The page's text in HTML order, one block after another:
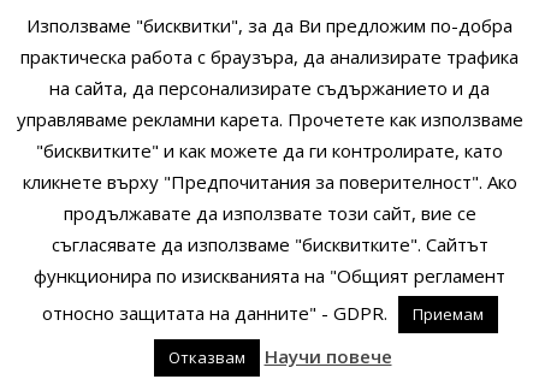
ПОЛИТИКА НА БИСКВИТКИТЕПОЛИТИКА ЗА ПОВЕРИТЕЛНОСТ
НАЧИНИ НА ПЛАЩАНЕИЗПРАТЕТЕ ЗАПИТВАНЕ
Copyright © 2014 - 2024 Zigifly.com — Developed byWe Work With
You
Използваме "бисквитки", за да Ви предложим по-добра
практическа работа с браузъра, да анализирате трафика
на сайта, да персонализирате съдържанието и да
управляваме рекламни карета. Прочетете как използваме
"бисквитките" и как можете да ги контролирате, като
кликнете върху "Предпочитания за поверителност". Ако
продължавате да използвате този сайт, вие се
съгласявате да използваме "бисквитките". Сайтът
функционира по изискванията на "Общият регламент
относно защитата на данните" - GDPR.
Приемам
Отказвам
Научи повече